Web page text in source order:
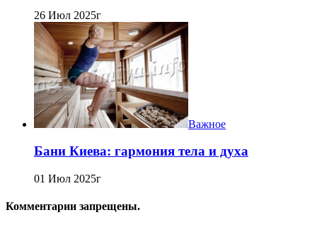
26 Июл 2025г
Важное
Бани Киева: гармония тела и духа
01 Июл 2025г
Комментарии запрещены.